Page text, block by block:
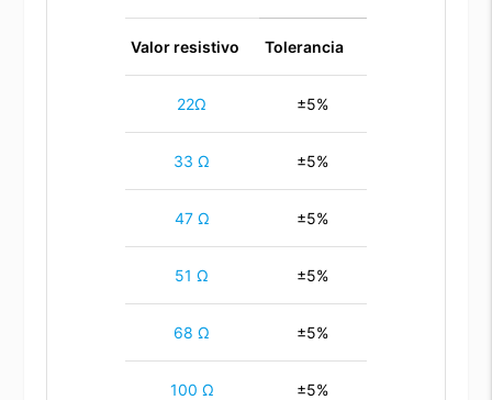
Valor resistivo Tolerancia
22Ω ±5%
33 Ω ±5%
47 Ω ±5%
51 Ω ±5%
68 Ω ±5%
100 Ω ±5%